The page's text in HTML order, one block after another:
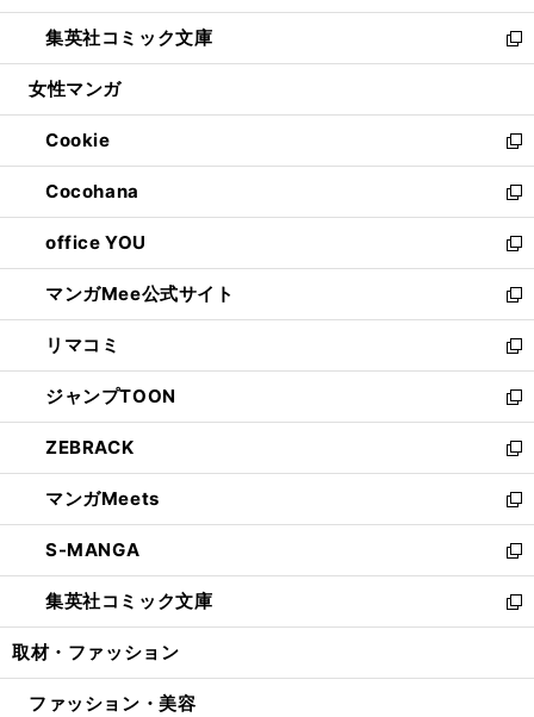
開
く
ウ
で
開
ン
ド
ウ
開
く
ウ
ィ
ン
ウ
で
開
く
し
い
ウ
ン
ド
ウ
で
開
く
集英社コミック文庫
新
し
ウ
ィ
ン
ド
ウ
で
開
く
女性マンガ
Cookie
新
し
い
ウ
ィ
ン
ド
ウ
で
開
く
Cocohana
新
し
い
ウ
ィ
ン
ド
ウ
で
開
く
office YOU
新
し
い
ウ
ィ
ン
ド
ウ
で
開
く
マンガMee公式サイト
新
し
い
ウ
ィ
ン
ド
ウ
で
開
く
リマコミ
新
し
い
ウ
ィ
ン
ド
ウ
で
開
く
ジャンプTOON
新
し
い
ウ
ィ
ン
ド
ウ
で
開
ZEBRACK
新
し
い
ウ
ィ
ン
ド
ウ
開
マンガMeets
新
し
い
ウ
ィ
ン
ウ
S-MANGA
新
し
い
ウ
ン
集英社コミック文庫
新
し
ウ
取材・ファッション
ファッション・美容